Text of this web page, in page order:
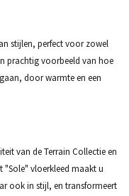
stijlen, perfect voor zowel
prachtig voorbeeld van hoe
door warmte en een
van de Terrain Collectie en
"Sole" vloerkleed maakt u
ook in stijl, en transformeert